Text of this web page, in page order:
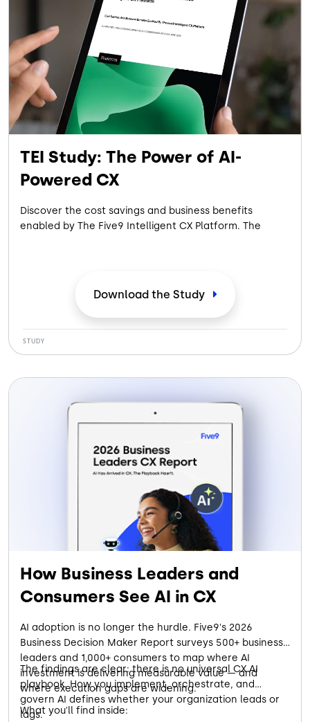
TEI Study: The Power of AI-
Powered CX
Discover the cost savings and business benefits
enabled by The Five9 Intelligent CX Platform. The
experience using the Five9 Intelligent CX Platform.
See how our customers gained:
More Efficiency: Cutting handle time by 120 seconds
systems
More Retention: Reducing agent turnover by 30%
More Containment: Letting AI Agents handle up to
28% of contacts
Download the Study
STUDY
How Business Leaders and
Consumers See AI in CX
AI adoption is no longer the hurdle. Five9's 2026
Business Decision Maker Report surveys 500+ business
leaders and 1,000+ consumers to map where AI
investment is delivering measurable value — and
where execution gaps are widening.
The findings are clear: there is no universal CX AI
playbook. How you implement, orchestrate, and
govern AI defines whether your organization leads or
lags.
What you'll find inside: